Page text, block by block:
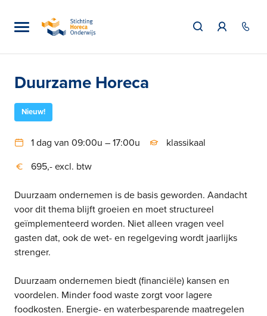
Duurzame Horeca
Nieuw!
1 dag van 09:00u – 17:00u
klassikaal
695,- excl. btw
Duurzaam ondernemen is de basis geworden. Aandacht
voor dit thema blijft groeien en moet structureel
geïmplementeerd worden. Niet alleen vragen veel
gasten dat, ook de wet- en regelgeving wordt jaarlijks
strenger.
Duurzaam ondernemen biedt (financiële) kansen en
voordelen. Minder food waste zorgt voor lagere
foodkosten. Energie- en waterbesparende maatregelen